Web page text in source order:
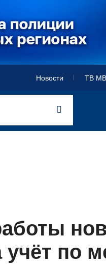
Новости ТВ
по